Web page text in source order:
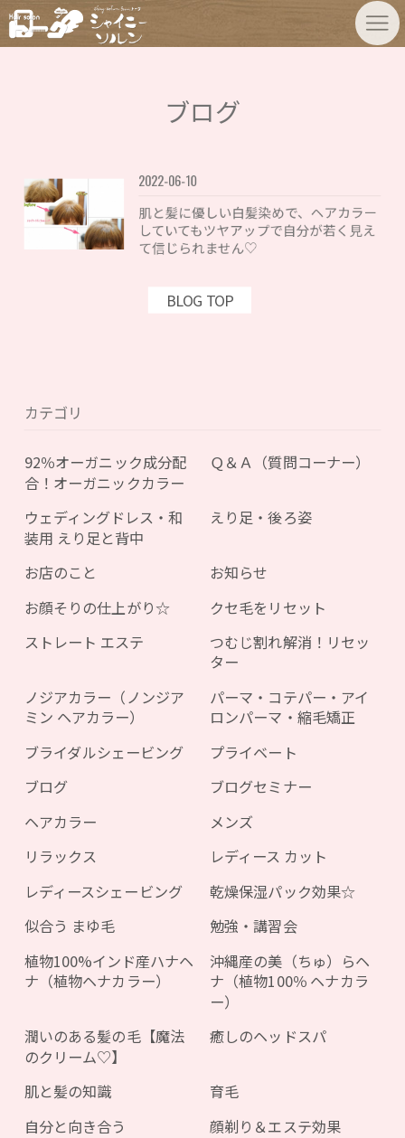
ブログ
2022-06-10
肌と髪に優しい白髪染めで、ヘアカラー
していてもツヤアップで自分が若く見え
て信じられません♡
BLOG TOP
カテゴリ
92％オーガニック成分配
合！オーガニックカラー
Ｑ＆Ａ（質問コーナー）
ウェディングドレス・和
装用 えり足と背中
えり足・後ろ姿
お店のこと
お知らせ
お顔そりの仕上がり☆
クセ毛をリセット
ストレート エステ
つむじ割れ解消！リセッ
ター
ノジアカラー（ノンジア
ミン ヘアカラー）
パーマ・コテパー・アイ
ロンパーマ・縮毛矯正
ブライダルシェービング
プライベート
ブログ
ブログセミナー
ヘアカラー
メンズ
リラックス
レディース カット
レディースシェービング
乾燥保湿パック効果☆
似合う まゆ毛
勉強・講習会
植物100%インド産ハナヘ
ナ（植物ヘナカラー）
沖縄産の美（ちゅ）らヘ
ナ（植物100％ ヘナカラ
ー）
潤いのある髪の毛【魔法
のクリーム♡】
癒しのヘッドスパ
肌と髪の知識
育毛
自分と向き合う
顔剃り＆エステ効果